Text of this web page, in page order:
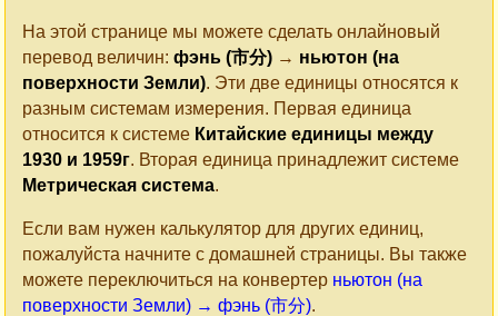
На этой странице мы можете сделать онлайновый
перевод величин: фэнь (市分) → ньютон (на
поверхности Земли). Эти две единицы относятся к
разным системам измерения. Первая единица
относится к системе Китайские единицы между
1930 и 1959г. Вторая единица принадлежит системе
Метрическая система.
Если вам нужен калькулятор для других единиц,
пожалуйста начните с домашней страницы. Вы также
можете переключиться на конвертер ньютон (на
поверхности Земли) → фэнь (市分).